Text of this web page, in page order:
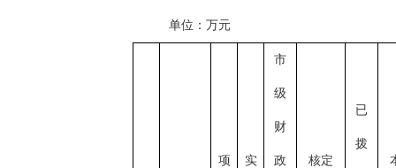
单位：万元
项 实
市
级
财
政 核定
已
拨